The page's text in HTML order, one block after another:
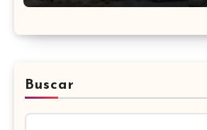
Buscar